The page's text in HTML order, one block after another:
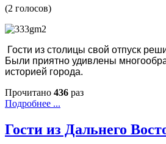
(2 голосов)
Гости из столицы свой отпуск
Были приятно удивлены
историей города.
Прочитано 436 раз
Подробнее ...
Гости из Дальнего